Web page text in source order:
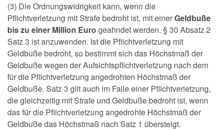
(3) Die Ordnungswidrigkeit kann, wenn die
Pflichtverletzung mit Strafe bedroht ist, mit einerGeldbuße
bis zu einer Million Euro geahndet werden. § 30 Absatz 2
Satz 3 ist anzuwenden. Ist die Pflichtverletzung mit
Geldbuße bedroht, so bestimmt sich das Höchstmaß der
Geldbuße wegen der Aufsichtspflichtverletzung nach dem
für die Pflichtverletzung angedrohten Höchstmaß der
Geldbuße. Satz 3 gilt auch im Falle einer Pflichtverletzung,
die gleichzeitig mit Strafe und Geldbuße bedroht ist, wenn
das für die Pflichtverletzung angedrohte Höchstmaß der
Geldbuße das Höchstmaß nach Satz 1 übersteigt.